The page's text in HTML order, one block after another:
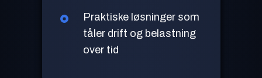
Praktiske løsninger som
tåler drift og belastning
over tid